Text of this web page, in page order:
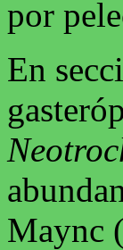
por
En
Maync (